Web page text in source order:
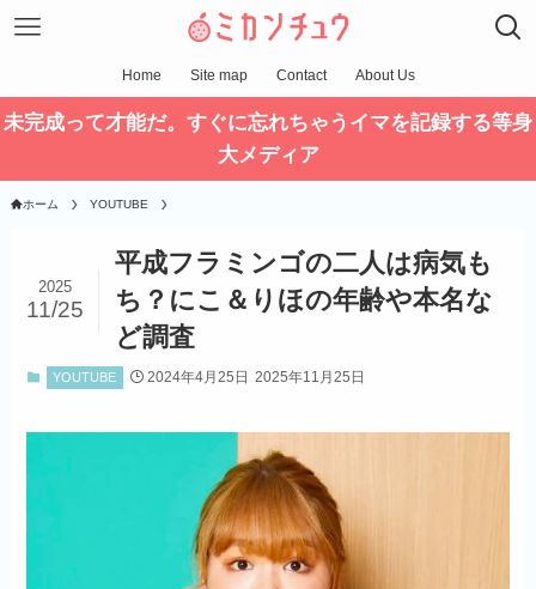
Home Site map Contact About Us
未完成って才能だ。すぐに忘れちゃうイマを記録する等身
大メディア
ホーム YOUTUBE
平成フラミンゴの二人は病気も
ち？にこ＆りほの年齢や本名な
ど調査
2025
11/25
YOUTUBE 2024年4月25日 2025年11月25日